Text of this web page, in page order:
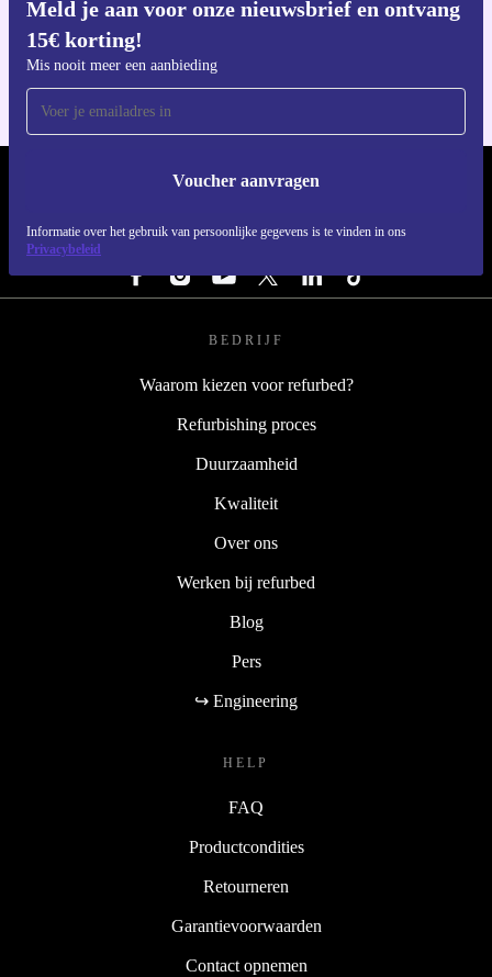
Meld je aan voor onze nieuwsbrief en ontvang
15€ korting!
Mis nooit meer een aanbieding
Voucher aanvragen
Informatie over het gebruik van persoonlijke gegevens is te vinden in ons
Privacybeleid
Download de refurbed app
REFURBED NEDERLAND - RETHINK NEW.
VOLG ONS
BEDRIJF
Waarom kiezen voor refurbed?
Refurbishing proces
Duurzaamheid
Kwaliteit
Over ons
Werken bij refurbed
Blog
Pers
↪ Engineering
HELP
FAQ
Productcondities
Retourneren
Garantievoorwaarden
Contact opnemen